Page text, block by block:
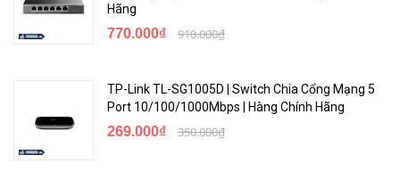
Hãng
770.000₫ 910.000₫
TP-Link TL-SG1005D | Switch Chia Cổng Mạng 5
Port 10/100/1000Mbps | Hàng Chính Hãng
269.000₫ 350.000₫